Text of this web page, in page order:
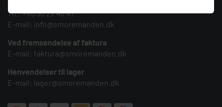
Tlf.:+45 30 27 46 47
E-mail: info@smoremanden.dk
Ved fremsendelse af faktura
E-mail: faktura@smoremanden.dk
Henvendelser til lager
E-mail: lager@smoremanden.dk